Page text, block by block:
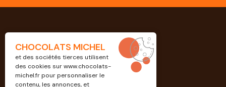
CHOCOLATS MICHEL
et des sociétés tierces utilisent
des cookies surwww.chocolats-
michel.frpour personnaliser le
contenu, les annonces, et